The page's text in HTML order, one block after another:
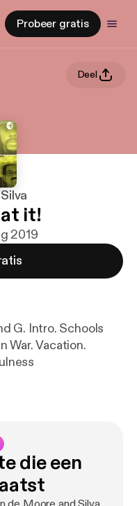
Probeer gratis
Deel
it!
2019
G. Intro. Schools
War. Vacation.
die een